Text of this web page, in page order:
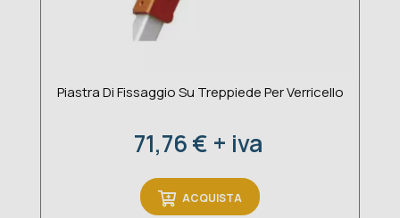
Piastra Di Fissaggio Su Treppiede Per Verricello
Prezzo
71,76 € + iva
ACQUISTA